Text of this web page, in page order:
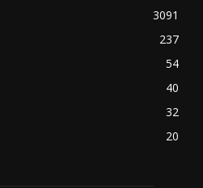
3091
237
54
40
32
20